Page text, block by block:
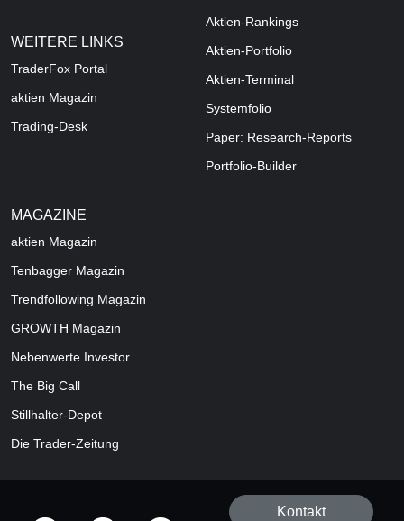
WEITERE LINKS
TraderFox Portal
aktien Magazin
Trading-Desk
Aktien-Rankings
Aktien-Portfolio
Aktien-Terminal
Systemfolio
Paper: Research-Reports
Portfolio-Builder
MAGAZINE
aktien Magazin
Tenbagger Magazin
Trendfollowing Magazin
GROWTH Magazin
Nebenwerte Investor
The Big Call
Stillhalter-Depot
Die Trader-Zeitung
Kontakt